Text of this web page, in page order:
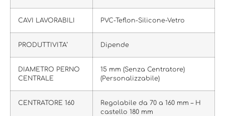
CAVI LAVORABILI PVC-Teflon-Silicone-Vetro
PRODUTTIVITA’ Dipende
DIAMETRO PERNO
CENTRALE
15 mm (Senza Centratore)
(Personalizzabile)
CENTRATORE 160
Regolabile da 70 a 160 mm – H
castello 180 mm